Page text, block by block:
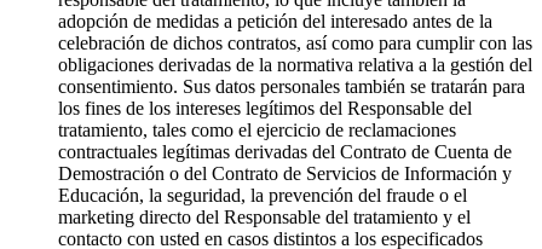
adopción de medidas a petición del interesado antes de la
celebración de dichos contratos, así como para cumplir con las
obligaciones derivadas de la normativa relativa a la gestión del
consentimiento. Sus datos personales también se tratarán para
los fines de los intereses legítimos del Responsable del
tratamiento, tales como el ejercicio de reclamaciones
contractuales legítimas derivadas del Contrato de Cuenta de
Demostración o del Contrato de Servicios de Información y
Educación, la seguridad, la prevención del fraude o el
marketing directo del Responsable del tratamiento y el
contacto con usted en casos distintos a los especificados